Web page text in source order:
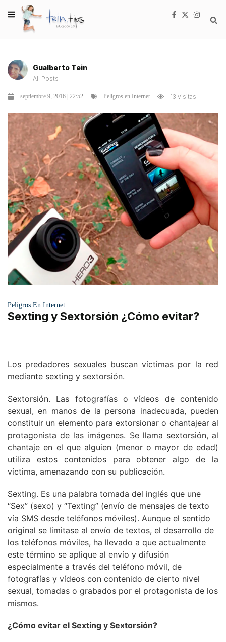
Gualberto Tein
All Posts
septiembre 9, 2016 | 22:52 Peligros en Internet 13 visitas
Peligros En Internet
Sexting y Sextorsión ¿Cómo evitar?
Los predadores sexuales buscan víctimas por la red
mediante sexting y sextorsión.
Sextorsión. Las fotografías o vídeos de contenido
sexual, en manos de la persona inadecuada, pueden
constituir un elemento para extorsionar o chantajear al
protagonista de las imágenes. Se llama sextorsión, al
chantaje en el que alguien (menor o mayor de edad)
utiliza estos contenidos para obtener algo de la
víctima, amenazando con su publicación.
Sexting. Es una palabra tomada del inglés que une
“Sex” (sexo) y “Texting” (envío de mensajes de texto
vía SMS desde teléfonos móviles). Aunque el sentido
original se limitase al envío de textos, el desarrollo de
los teléfonos móviles, ha llevado a que actualmente
este término se aplique al envío y difusión
especialmente a través del teléfono móvil, de
fotografías y vídeos con contenido de cierto nivel
sexual, tomadas o grabados por el protagonista de los
mismos.
¿Cómo evitar el Sexting y Sextorsión?